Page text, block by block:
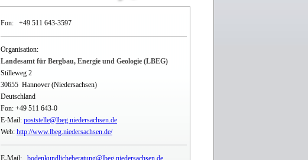
Fon: +49 511 643-3597
Organisation:
Landesamt für Bergbau, Energie und Geologie (LBEG)
Stilleweg 2
30655 Hannover (Niedersachsen)
Deutschland
Fon: +49 511 643-0
E-Mail: poststelle@lbeg.niedersachsen.de
Web: http://www.lbeg.niedersachsen.de/